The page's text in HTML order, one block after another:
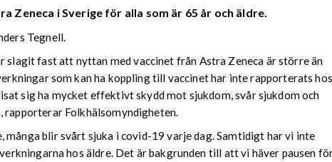
Zeneca i Sverige för alla som är 65 år och äldre.
Tegnell.
slagit fast att nyttan med vaccinet från Astra Zeneca är större än
som kan ha koppling till vaccinet har inte rapporterats hos
sig ha mycket effektivt skydd mot sjukdom, svår sjukdom och
rapporterar Folkhälsomyndigheten.
blir svårt sjuka i covid-19 varje dag. Samtidigt har vi inte
hos äldre. Det är bakgrunden till att vi häver pausen